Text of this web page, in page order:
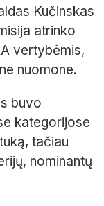
Kučinskas
atrinko
vertybėmis,
nuomone.
buvo
kategorijose
tačiau
nominantų